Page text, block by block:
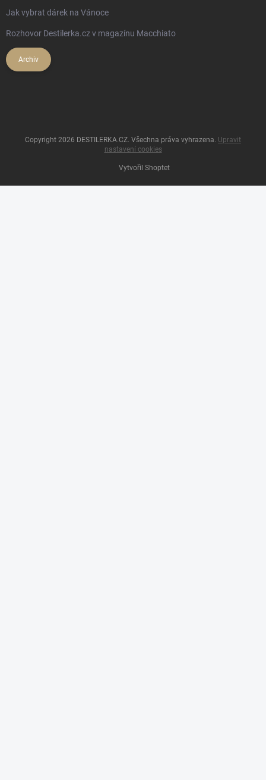
Jak vybrat dárek na Vánoce
Rozhovor Destilerka.cz v magazínu Macchiato
Archiv
Vytvořil Shoptet
Copyright 2026 DESTILERKA.CZ. Všechna práva vyhrazena. Upravit
nastavení cookies